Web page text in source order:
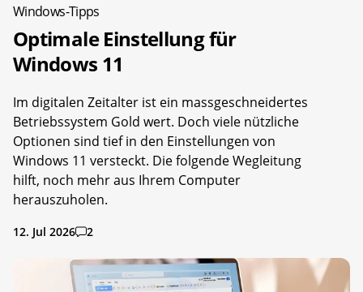
Windows-Tipps
Optimale Einstellung für
Windows 11
Im digitalen Zeitalter ist ein massgeschneidertes
Betriebssystem Gold wert. Doch viele nützliche
Optionen sind tief in den Einstellungen von
Windows 11 versteckt. Die folgende Wegleitung
hilft, noch mehr aus Ihrem Computer
herauszuholen.
12. Jul 2026 2